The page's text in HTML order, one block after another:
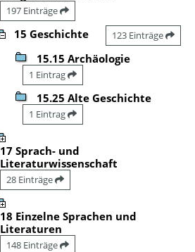
197 Einträge
15 Geschichte 123 Einträge
15.15 Archäologie
1 Eintrag
15.25 Alte Geschichte
1 Eintrag
17 Sprach- und
Literaturwissenschaft
28 Einträge
18 Einzelne Sprachen und
Literaturen
148 Einträge